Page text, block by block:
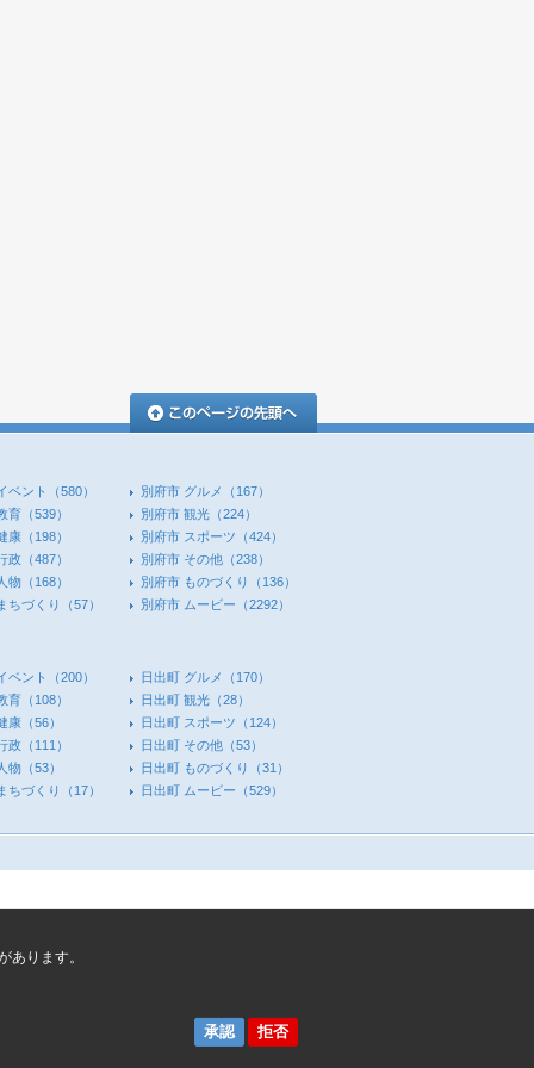
ベント （580） 別府市 グルメ
（167）
育 （539） 別府市 観光 （224）
康 （198） 別府市 スポーツ （424）
政 （487） 別府市 その他 （238）
物 （168） 別府市 ものづくり
（136）
ちづくり
（57） 別府市 ムービー （2292）
ベント （200） 日出町 グルメ
（170）
育 （108） 日出町 観光 （28）
康 （56） 日出町 スポーツ （124）
政 （111） 日出町 その他 （53）
物 （53） 日出町 ものづくり
（31）
ちづくり
（17） 日出町 ムービー （529）
あります。